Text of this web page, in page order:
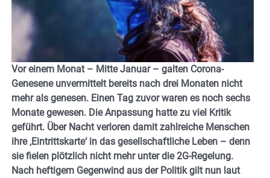
Vor einem Monat – Mitte Januar – galten Corona-
Genesene unvermittelt bereits nach drei Monaten nicht
mehr als genesen. Einen Tag zuvor waren es noch sechs
Monate gewesen. Die Anpassung hatte zu viel Kritik
geführt. Über Nacht verloren damit zahlreiche Menschen
ihre ‚Eintrittskarte‘ in das gesellschaftliche Leben – denn
sie fielen plötzlich nicht mehr unter die 2G-Regelung.
Nach heftigem Gegenwind aus der Politik gilt nun laut